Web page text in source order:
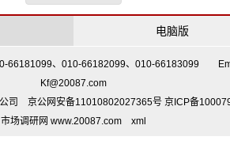
电脑版
66181099、010-66182099、010-66183099
Kf@20087.com
司 京公网安备11010802027365号 京ICP备
市场调研网 www.20087.com
xml